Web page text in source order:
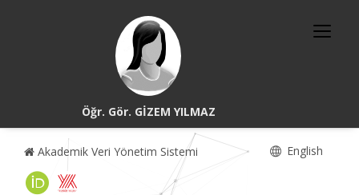
Öğr. Gör. GİZEM YILMAZ
Akademik Veri Yönetim Sistemi English